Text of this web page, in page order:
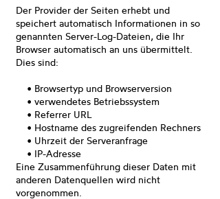
Der Provider der Seiten erhebt und
speichert automatisch Informationen in so
genannten Server-Log-Dateien, die Ihr
Browser automatisch an uns übermittelt.
Dies sind:
• Browsertyp und Browserversion
• verwendetes Betriebssystem
• Referrer URL
• Hostname des zugreifenden Rechners
• Uhrzeit der Serveranfrage
• IP-Adresse
Eine Zusammenführung dieser Daten mit
anderen Datenquellen wird nicht
vorgenommen.